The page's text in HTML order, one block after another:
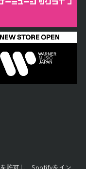
を許可し、 Spotifyをイン